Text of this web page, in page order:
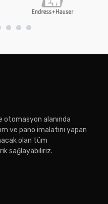
otomasyon alanında
ve pano imalatını yapan
olan tüm
sağlayabiliriz.